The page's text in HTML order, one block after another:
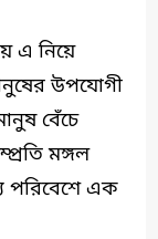
এ নিয়ে
উপযোগী
বেঁচে
মঙ্গল
পরিবেশে এক